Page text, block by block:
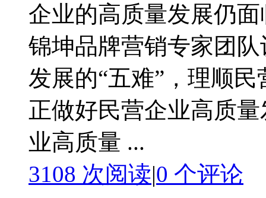
企业的高质量发展仍
锦坤品牌营销专家团
发展的“五难”，理顺
正做好民营企业高质
业高质量 ...
3108 次阅读|0 个评论